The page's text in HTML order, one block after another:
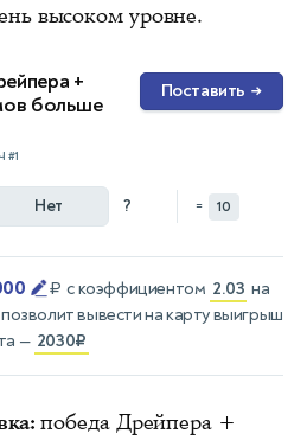
высоком уровне.
+
больше
#1
Поставить →
Нет ? = 10
₽ с коэффициентом 2.03 на
позволит вывести на карту выигрыш
— 2030₽
победа Дрейпера +